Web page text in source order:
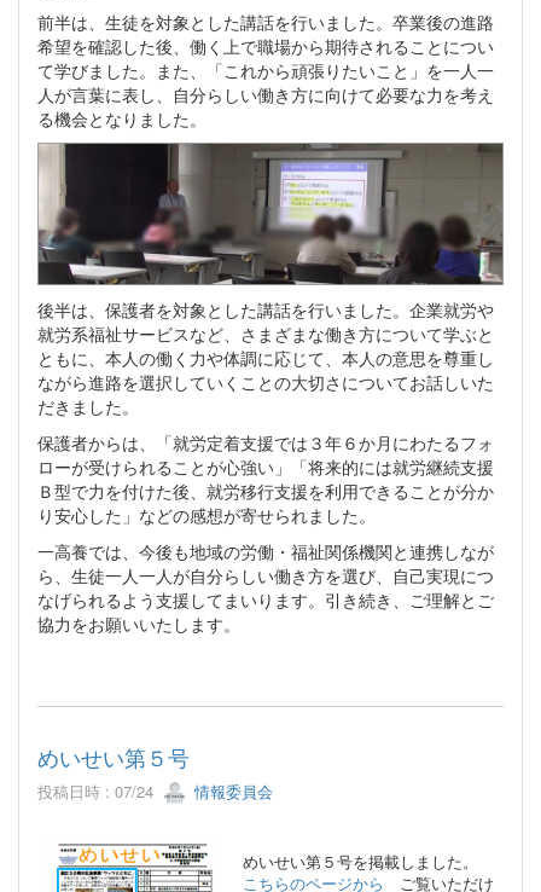
前半は、生徒を対象とした講話を行いました。卒業後の進路
希望を確認した後、働く上で職場から期待されることについ
て学びました。また、「これから頑張りたいこと」を一人一
人が言葉に表し、自分らしい働き方に向けて必要な力を考え
る機会となりました。
後半は、保護者を対象とした講話を行いました。企業就労や
就労系福祉サービスなど、さまざまな働き方について学ぶと
ともに、本人の働く力や体調に応じて、本人の意思を尊重し
ながら進路を選択していくことの大切さについてお話しいた
だきました。
保護者からは、「就労定着支援では３年６か月にわたるフォ
ローが受けられることが心強い」「将来的には就労継続支援
Ｂ型で力を付けた後、就労移行支援を利用できることが分か
り安心した」などの感想が寄せられました。
一高養では、今後も地域の労働・福祉関係機関と連携しなが
ら、生徒一人一人が自分らしい働き方を選び、自己実現につ
なげられるよう支援してまいります。引き続き、ご理解とご
協力をお願いいたします。
めいせい第５号
投稿日時 : 07/24 情報委員会
めいせい第５号を掲載しました。
こちらのページから
ご覧いただけ